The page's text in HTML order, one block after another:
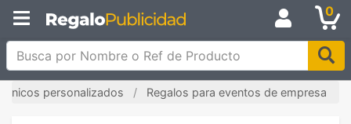
0
Busca por Nombre o Ref de Producto
personalizados Regalos para eventos de empresa